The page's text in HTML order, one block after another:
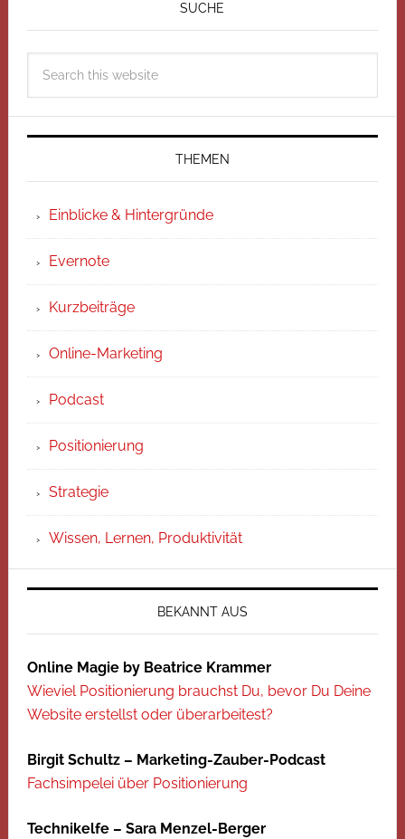
SUCHE
THEMEN
Einblicke & Hintergründe
Evernote
Kurzbeiträge
Online-Marketing
Podcast
Positionierung
Strategie
Wissen, Lernen, Produktivität
BEKANNT AUS
Online Magie by Beatrice Krammer
Wieviel Positionierung brauchst Du, bevor Du Deine
Website erstellst oder überarbeitest?
Birgit Schultz – Marketing-Zauber-Podcast
Fachsimpelei über Positionierung
Technikelfe – Sara Menzel-Berger